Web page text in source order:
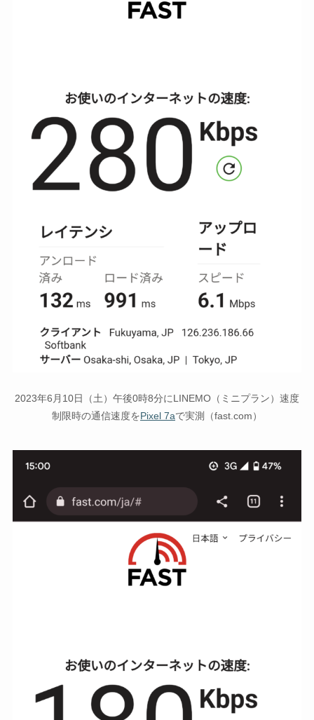
2023年6月10日（土）午後0時8分にLINEMO（ミニプラン）速度
制限時の通信速度をPixel 7aで実測（fast.com）